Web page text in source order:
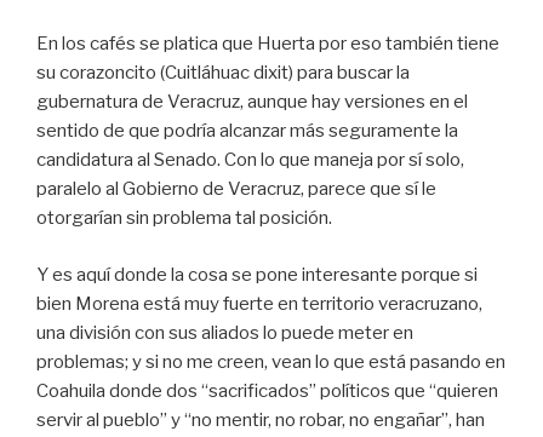
En los cafés se platica que Huerta por eso también tiene
su corazoncito (Cuitláhuac dixit) para buscar la
gubernatura de Veracruz, aunque hay versiones en el
sentido de que podría alcanzar más seguramente la
candidatura al Senado. Con lo que maneja por sí solo,
paralelo al Gobierno de Veracruz, parece que sí le
otorgarían sin problema tal posición.
Y es aquí donde la cosa se pone interesante porque si
bien Morena está muy fuerte en territorio veracruzano,
una división con sus aliados lo puede meter en
problemas; y si no me creen, vean lo que está pasando en
Coahuila donde dos “sacrificados” políticos que “quieren
servir al pueblo” y “no mentir, no robar, no engañar”, han